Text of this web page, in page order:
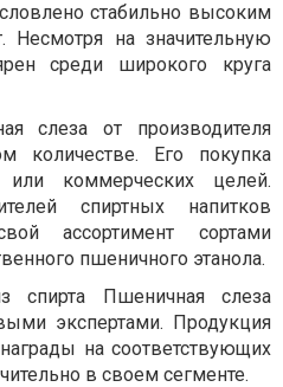
стабильно высоким
Несмотря на значительную
среди широкого круга
слеза от производителя
количестве. Его покупка
коммерческих целей.
спиртных напитков
ассортимент сортами
пшеничного этанола.
спирта Пшеничная слеза
экспертами. Продукция
на соответствующих
в своем сегменте.